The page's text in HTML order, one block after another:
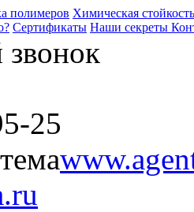
полимеров Химическая стойкость
Сертификаты Наши секреты
25